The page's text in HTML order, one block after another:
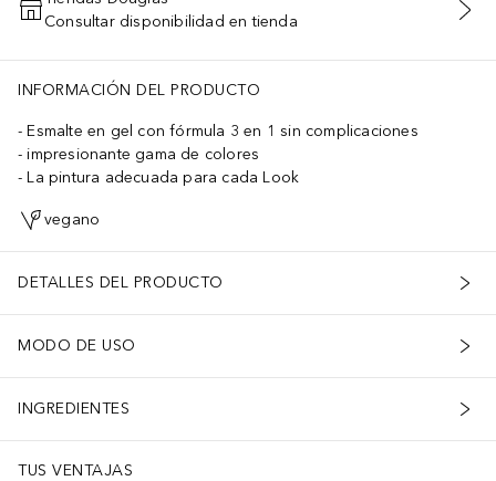
AÑADIR AL CARRITO
Consultar disponibilidad en tienda
INFORMACIÓN DEL PRODUCTO
Esmalte en gel con fórmula 3 en 1 sin complicaciones
impresionante gama de colores
La pintura adecuada para cada Look
vegano
DETALLES DEL PRODUCTO
MODO DE USO
INGREDIENTES
TUS VENTAJAS